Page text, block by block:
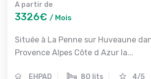
A partir de
3326€ / Mois
Située à La Penne sur Huveaune
Provence Alpes Côte d Azur la...
EHPAD 80 lits 4/5